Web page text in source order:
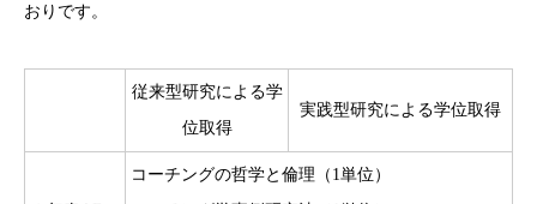
おりです。
従来型研究による学
位取得
実践型研究による学位取得
コーチングの哲学と倫理（1単位）